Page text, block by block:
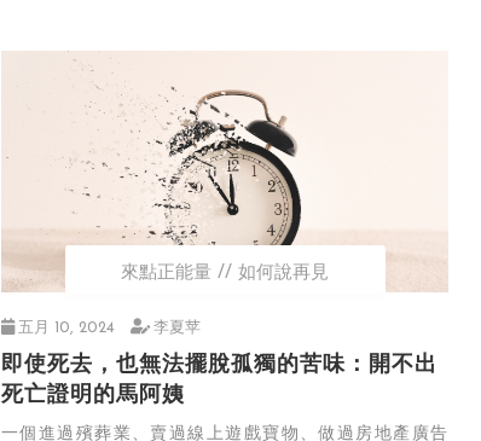
來點正能量 如何說再見
五月 10, 2024 李夏苹
即使死去，也無法擺脫孤獨的苦味：開不出
死亡證明的馬阿姨
一個進過殯葬業、賣過線上遊戲寶物、做過房地產廣告